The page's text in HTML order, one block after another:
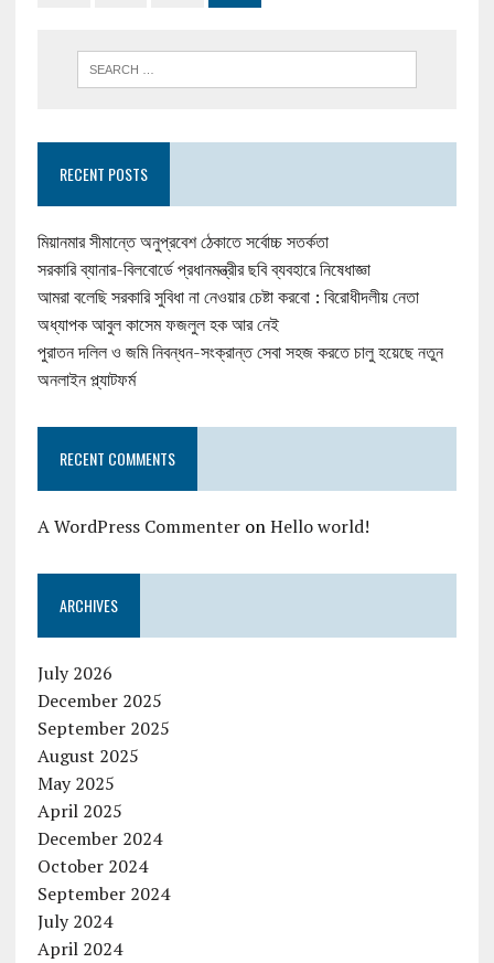
RECENT POSTS
মিয়ানমার সীমান্তে অনুপ্রবেশ ঠেকাতে সর্বোচ্চ সতর্কতা
সরকারি ব্যানার-বিলবোর্ডে প্রধানমন্ত্রীর ছবি ব্যবহারে নিষেধাজ্ঞা
আমরা বলেছি সরকারি সুবিধা না নেওয়ার চেষ্টা করবো : বিরোধীদলীয় নেতা
অধ্যাপক আবুল কাসেম ফজলুল হক আর নেই
পুরাতন দলিল ও জমি নিবন্ধন-সংক্রান্ত সেবা সহজ করতে চালু হয়েছে নতুন
অনলাইন প্ল্যাটফর্ম
RECENT COMMENTS
A WordPress CommenteronHello world!
ARCHIVES
July 2026
December 2025
September 2025
August 2025
May 2025
April 2025
December 2024
October 2024
September 2024
July 2024
April 2024